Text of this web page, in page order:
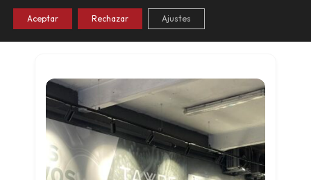
ALFA ROMEO,ASTON MARTIN,MASERATI
Madrid
Aceptar Rechazar Ajustes